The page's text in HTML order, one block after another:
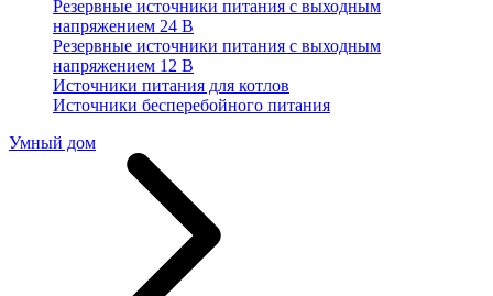
Резервные источники питания с выходным
напряжением 24 В
Резервные источники питания с выходным
напряжением 12 В
Источники питания для котлов
Источники бесперебойного питания
Умный дом